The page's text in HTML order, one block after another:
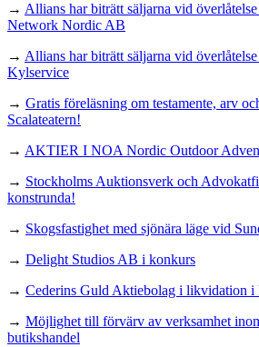
→ Allians har biträtt säljarna vid
Network Nordic AB
→ Allians har biträtt säljarna vid
Kylservice
→ Gratis föreläsning om testamente, arv
Scalateatern!
→ AKTIER I NOA Nordic Outdoor
→ Stockholms Auktionsverk och
konstrunda!
→ Skogsfastighet med sjönära läge vid
→ Delight Studios AB i konkurs
→ Cederins Guld Aktiebolag i likvidation i
→ Möjlighet till förvärv av verksamhet
butikshandel